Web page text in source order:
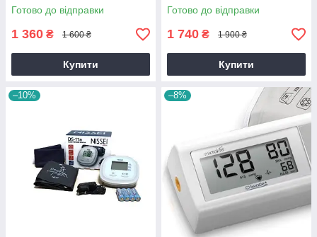
Готово до відправки
1 360 ₴ 1 600 ₴
Купити
Готово до відправки
1 740 ₴ 1 900 ₴
Купити
–10% –8%